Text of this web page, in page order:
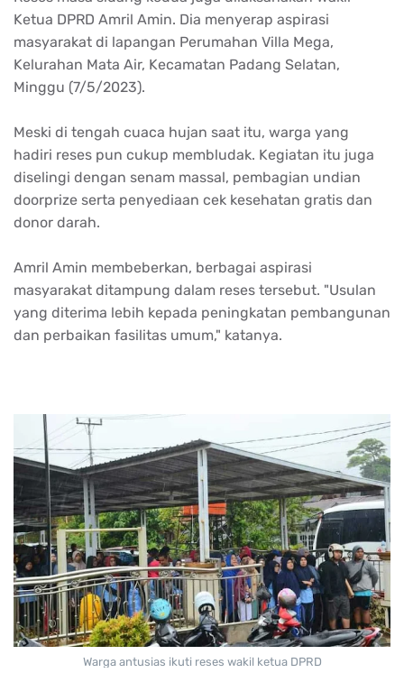
Ketua DPRD Amril Amin. Dia menyerap aspirasi
masyarakat di lapangan Perumahan Villa Mega,
Kelurahan Mata Air, Kecamatan Padang Selatan,
Minggu (7/5/2023).
Meski di tengah cuaca hujan saat itu, warga yang
hadiri reses pun cukup membludak. Kegiatan itu juga
diselingi dengan senam massal, pembagian undian
doorprize serta penyediaan cek kesehatan gratis dan
donor darah.
Amril Amin membeberkan, berbagai aspirasi
masyarakat ditampung dalam reses tersebut. "Usulan
yang diterima lebih kepada peningkatan pembangunan
dan perbaikan fasilitas umum," katanya.
Warga antusias ikuti reses wakil ketua DPRD